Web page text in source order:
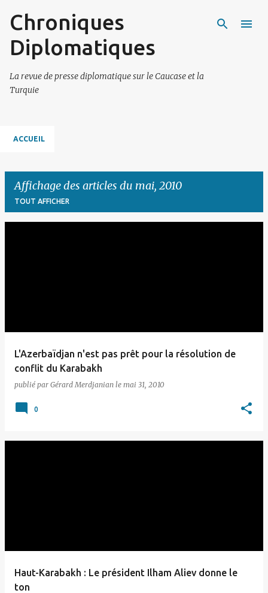
Accéder au contenu principal
Chroniques
Diplomatiques
La revue de presse diplomatique sur le Caucase et la
Turquie
ACCUEIL
Affichage des articles du mai, 2010
TOUT AFFICHER
L'Azerbaïdjan n'est pas prêt pour la résolution de
conflit du Karabakh
publié par Gérard Merdjanian le mai 31, 2010
0
Haut-Karabakh : Le président Ilham Aliev donne le
ton